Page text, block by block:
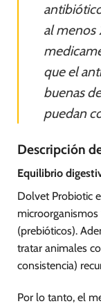
al menos
que el
buenas
puedan
Descripción
Equilibrio
Dolvet Probiotic
(prebióticos).
tratar animales
consistencia)
Por lo tanto, el